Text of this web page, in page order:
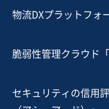
物流DXプラットフォ
脆弱性管理クラウド
セキュリティの信用